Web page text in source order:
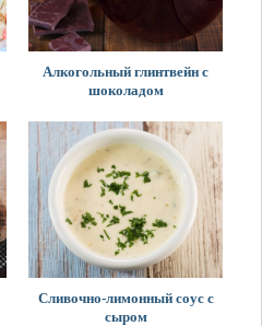
Алкогольный глинтвейн с
шоколадом
Сливочно-лимонный соус с
сыром